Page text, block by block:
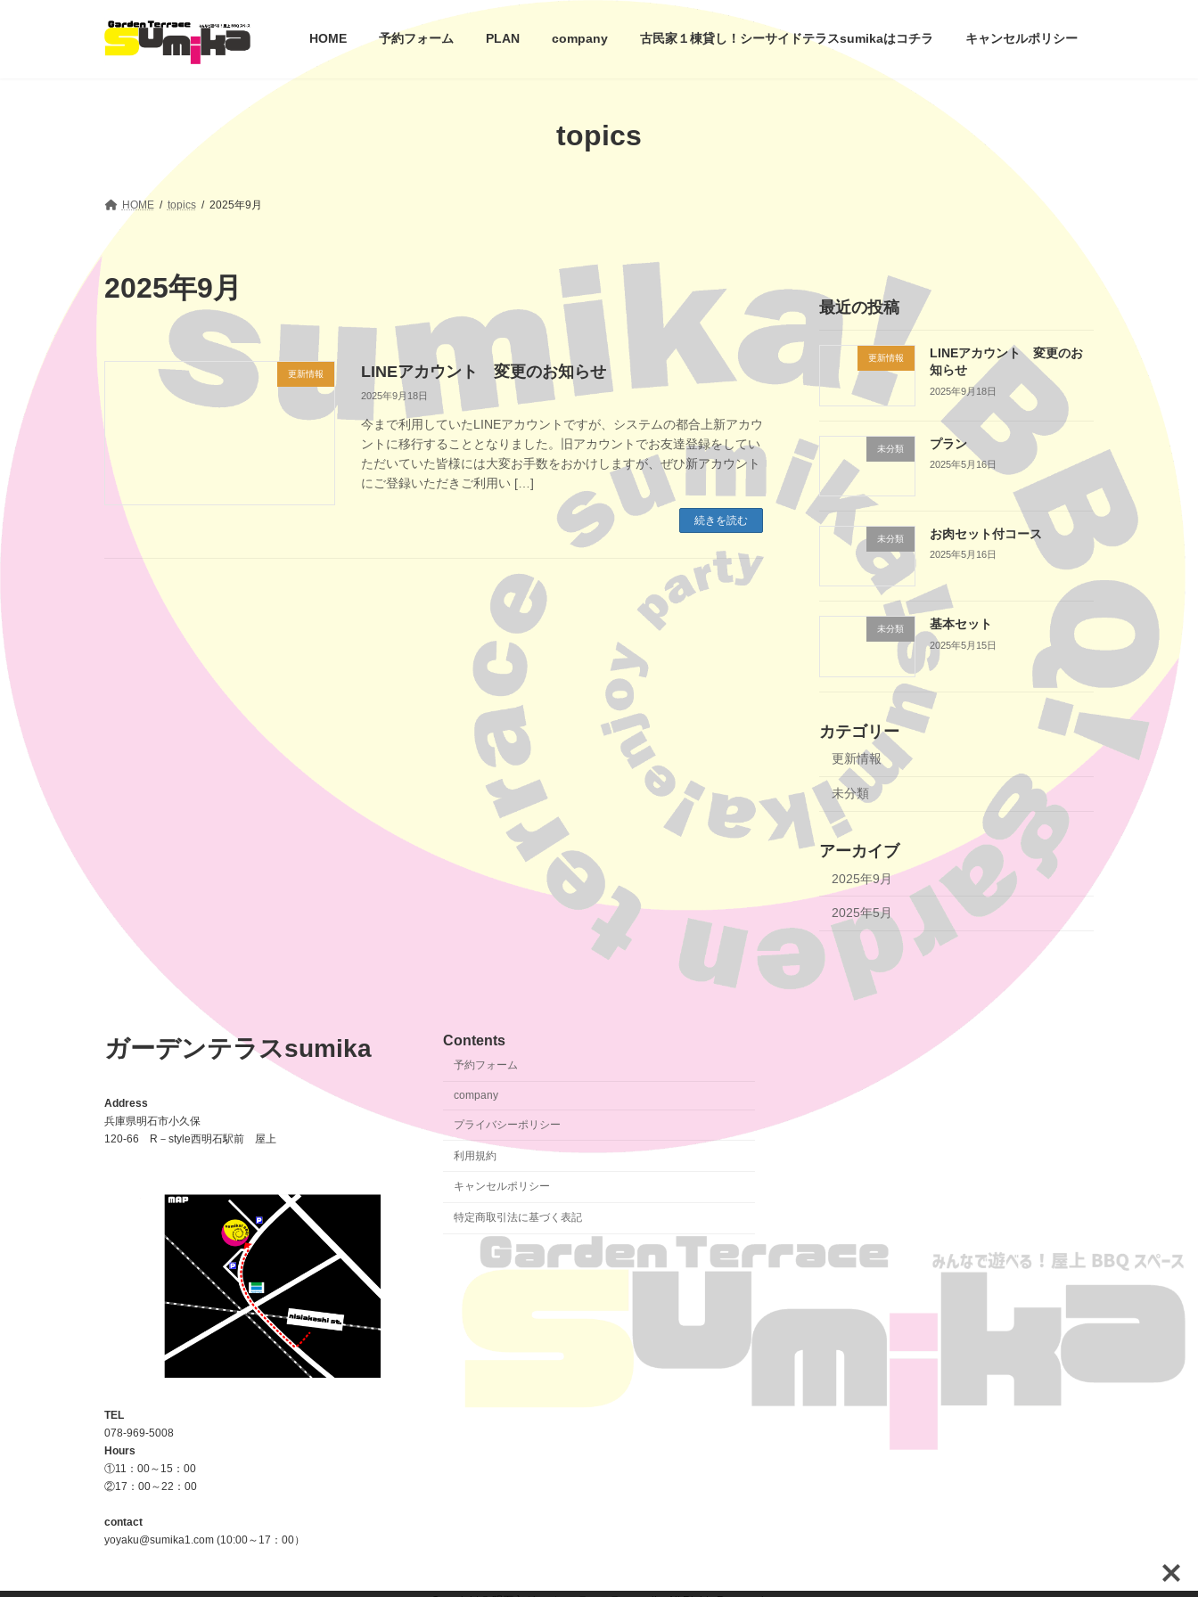
HOME 予約フォーム PLAN company 古民家１棟貸し！シーサイドテラスsumikaはコチラ キャンセルポリシー
topics
HOME topics 2025年9月
2025年9月
更新情報 LINEアカウント 変更のお知らせ
2025年9月18日
今まで利用していたLINEアカウントですが、システムの都合上新アカウ
ントに移行することとなりました。旧アカウントでお友達登録をしてい
ただいていた皆様には大変お手数をおかけしますが、ぜひ新アカウント
にご登録いただきご利用い […]
続きを読む
最近の投稿
更新情報
LINEアカウント 変更のお
知らせ
2025年9月18日
未分類 プラン
2025年5月16日
未分類 お肉セット付コース
2025年5月16日
未分類 基本セット
2025年5月15日
カテゴリー
更新情報
未分類
アーカイブ
2025年9月
2025年5月
ガーデンテラスsumika
Address
兵庫県明石市小久保
120-66 R－style西明石駅前 屋上
TEL
078-969-5008
Hours
①11：00～15：00
②17：00～22：00
contact
yoyaku@sumika1.com (10:00～17：00）
Contents
予約フォーム
company
プライバシーポリシー
利用規約
キャンセルポリシー
特定商取引法に基づく表記